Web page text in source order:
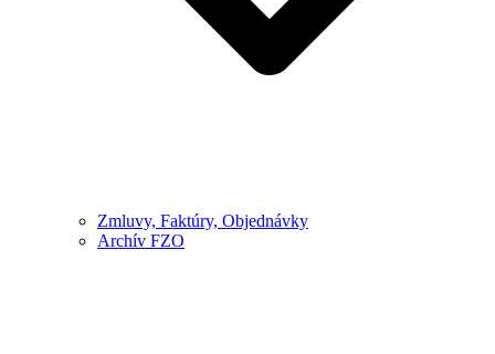
Zmluvy, Faktúry, Objednávky
Archív FZO